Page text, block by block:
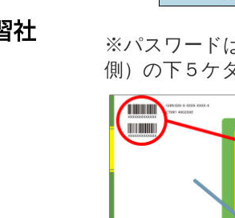
※パスワード
側）の下５ケ